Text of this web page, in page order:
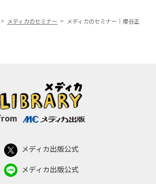
メディカのセミナー
メディカのセミナー｜櫻谷正
メディカ出版公式
メディカ出版公式